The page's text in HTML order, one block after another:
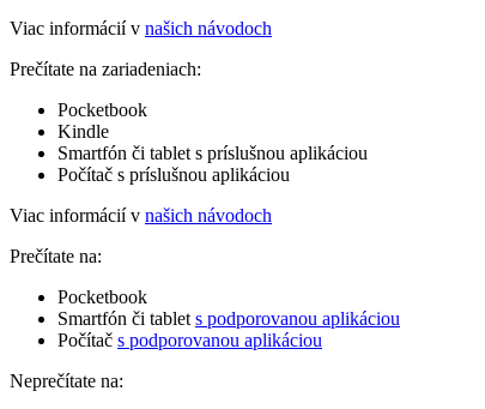
Viac informácií v našich návodoch
Prečítate na zariadeniach:
Pocketbook
Kindle
Smartfón či tablet s príslušnou aplikáciou
Počítač s príslušnou aplikáciou
Viac informácií v našich návodoch
Prečítate na:
Pocketbook
Smartfón či tablet s podporovanou aplikáciou
Počítač s podporovanou aplikáciou
Neprečítate na: